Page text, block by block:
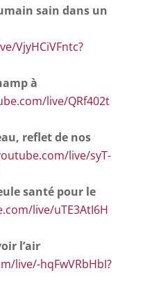
sain dans un
VjyHCiVFntc?
à
live/QRf402t
reflet de nos
live/syT-
santé pour le
live/uTE3AtI6H
l’air
live/-hqFwVRbHbI?